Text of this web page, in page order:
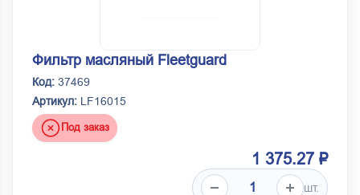
Фильтр масляный Fleetguard
Код: 37469
Артикул: LF16015
Под заказ
1 375.27 ₽
шт.